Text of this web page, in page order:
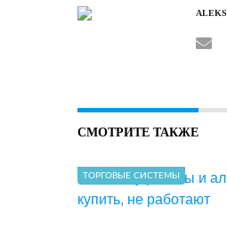
ALEKS
СМОТРИТЕ ТАКЖЕ
ТОРГОВЫЕ СИСТЕМЫ